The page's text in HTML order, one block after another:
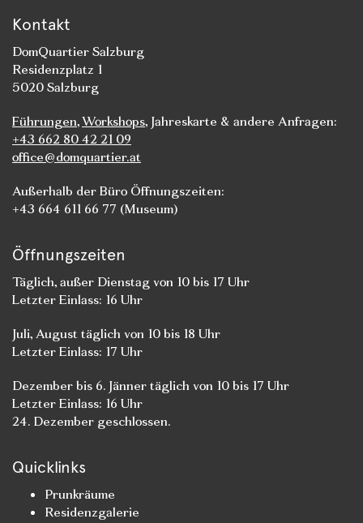
Kontakt
DomQuartier Salzburg
Residenzplatz 1
5020 Salzburg
Führungen,Workshops, Jahreskarte & andere Anfragen:
+43 662 80 42 21 09
office@domquartier.at
Außerhalb der Büro Öffnungszeiten:
+43 664 611 66 77 (Museum)
Öffnungszeiten
Täglich, außer Dienstag von 10 bis 17 Uhr
Letzter Einlass: 16 Uhr
Juli, August täglich von 10 bis 18 Uhr
Letzter Einlass: 17 Uhr
Dezember bis 6. Jänner täglich von 10 bis 17 Uhr
Letzter Einlass: 16 Uhr
24. Dezember geschlossen.
Quicklinks
Prunkräume
Residenzgalerie